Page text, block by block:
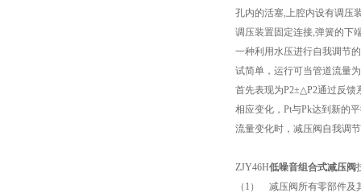
孔内的活塞,上腔内设有调压
调压装置固定连接,弹簧的下
一种利用水压进行自我调节
试简单，运行可当管道流量
首先表现为P2±△P2通过反
相应变化，Pt与Pk达到新的
流量变化时，减压阀自我调
ZJY46H低噪音组合式减压阀
（1） 减压阀所有零部件及